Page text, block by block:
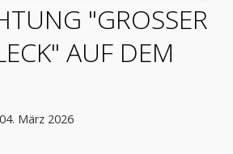
"GROSSER R
AUF DEM J
März 2026